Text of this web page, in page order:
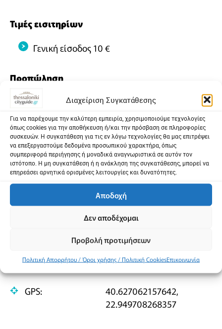
Διαχείριση Συγκατάθεσης
Για να παρέχουμε την καλύτερη εμπειρία, χρησιμοποιούμε τεχνολογίες
όπως cookies για την αποθήκευση ή/και την πρόσβαση σε πληροφορίες
συσκευών. Η συγκατάθεση για τις εν λόγω τεχνολογίες θα μας επιτρέψει
να επεξεργαστούμε δεδομένα προσωπικού χαρακτήρα, όπως
συμπεριφορά περιήγησης ή μοναδικά αναγνωριστικά σε αυτόν τον
ιστότοπο. Η μη συγκατάθεση ή η ανάκληση της συγκατάθεσης, μπορεί να
επηρεάσει αρνητικά ορισμένες λειτουργίες και δυνατότητες.
Αποδοχή
Δεν αποδέχομαι
Προβολή προτιμήσεων
Πολιτική Απορρήτου / Όροι χρήσης / Πολιτική CookiesΕπικοινωνία
Τιμές εισιτηρίων
Γενική είσοδος 10 €
Προπώληση
ticketservices.gr
Ταμεία του Κρατικού Θεάτρου Βορείου
Ελλάδος
Κοινοποίηση
Facebook
X EmailPrintFriendly
Μοιραστείτε
Address:
Εθνικής Αμύνης 2
GPS:
40.627062157642,
22.949708268357